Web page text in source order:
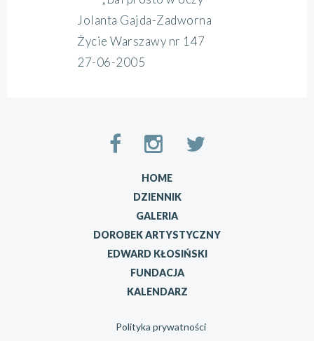
Jolanta Gajda-Zadworna
Życie Warszawy nr 147
27-06-2005
HOME
DZIENNIK
GALERIA
DOROBEK ARTYSTYCZNY
EDWARD KŁOSIŃSKI
FUNDACJA
KALENDARZ
Polityka prywatności